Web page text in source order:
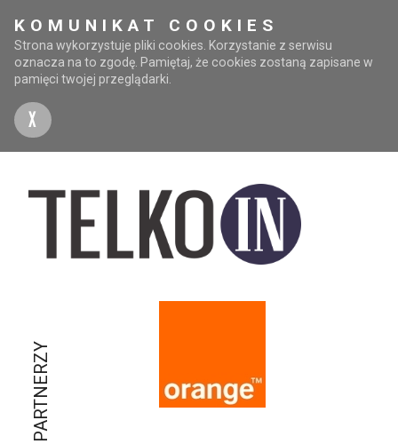
KOMUNIKAT COOKIES
Strona wykorzystuje pliki cookies. Korzystanie z serwisu
oznacza na to zgodę. Pamiętaj, że cookies zostaną zapisane w
pamięci twojej przeglądarki.
X
PARTNERZY